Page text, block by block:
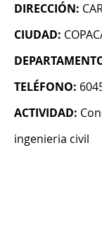
DIRECCIÓN:
CIUDAD:
TELÉFONO:
ACTIVIDAD:
ingenieria civil